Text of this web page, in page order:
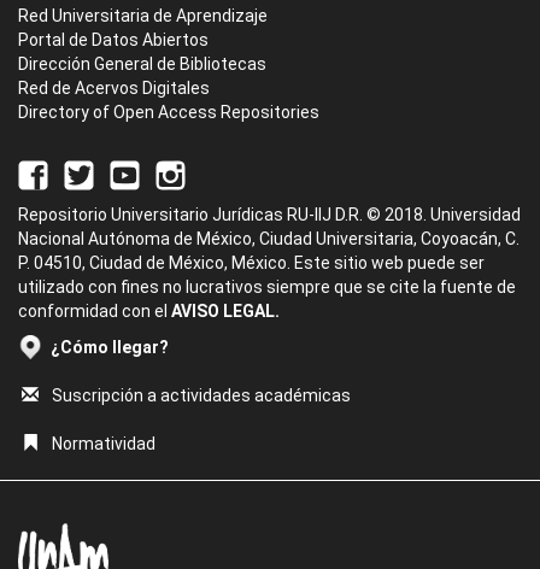
Red Universitaria de Aprendizaje
Portal de Datos Abiertos
Dirección General de Bibliotecas
Red de Acervos Digitales
Directory of Open Access Repositories
Repositorio Universitario Jurídicas RU-IIJ D.R. © 2018. Universidad
Nacional Autónoma de México, Ciudad Universitaria, Coyoacán, C.
P. 04510, Ciudad de México, México. Este sitio web puede ser
utilizado con fines no lucrativos siempre que se cite la fuente de
conformidad con el AVISO LEGAL.
¿Cómo llegar?
Suscripción a actividades académicas
Normatividad